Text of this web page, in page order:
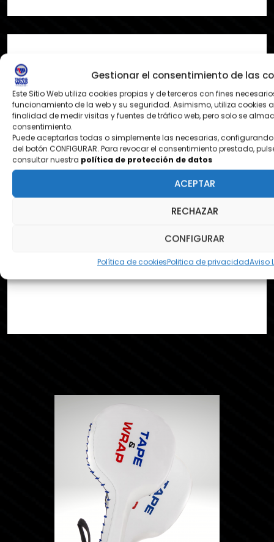
Gestionar el consentimiento de las
Este Sitio Web utiliza cookies propias y de terceros con fines
funcionamiento de la web y su seguridad. Asimismo, utiliza cookies
finalidad de medir visitas y fuentes de tráfico web, pero solo se
consentimiento.
Puede aceptarlas todas o simplemente las necesarias,
del botón CONFIGURAR. Para revocar el consentimiento prestado,
consultar nuestra política de protección de datos
ACEPTAR
RECHAZAR
CONFIGURAR
Política de cookiesPolitica de privacidadAviso
¿DONDE ESTAMOS?
Pol. Ezcabarte calle S Nº12
31194 Oricain - Navarra
contacto@tapeandwrap.org
pedidos@tapeandwrap.org